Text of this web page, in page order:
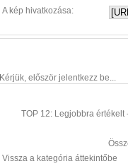
A kép hivatkozása:
Kérjük, először jelentkezz be...
TOP 12: Legjobbra értékelt
Vissza a kategória áttekintőbe